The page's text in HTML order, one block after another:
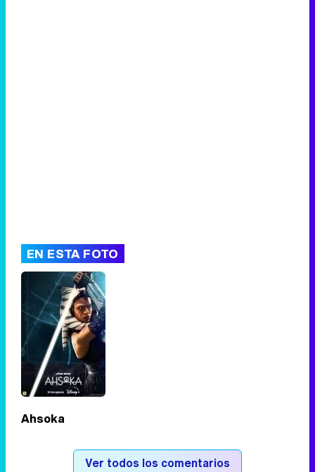
EN ESTA FOTO
Ahsoka
Ver todos los comentarios